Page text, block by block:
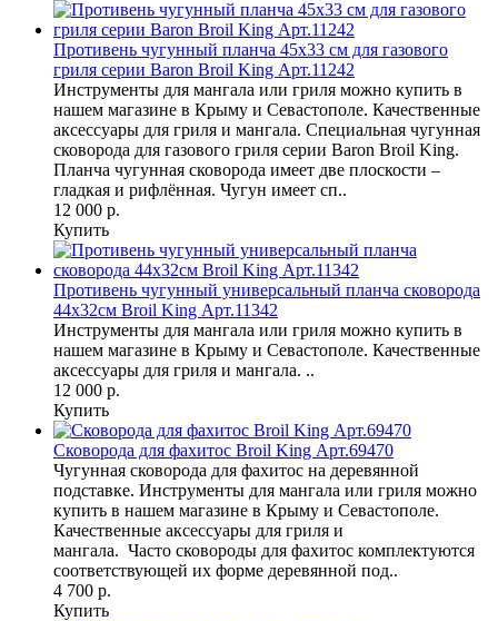
Противень чугунный планча 45х33 см для газового
гриля серии Baron Broil King Арт.11242
Инструменты для мангала или гриля можно купить в
нашем магазине в Крыму и Севастополе. Качественные
аксессуары для гриля и мангала. Специальная чугунная
сковорода для газового гриля серии Baron Broil King.
Планча чугунная сковорода имеет две плоскости –
гладкая и рифлённая. Чугун имеет сп..
12 000 р.
Купить
Противень чугунный универсальный планча сковорода
44х32см Broil King Арт.11342
Инструменты для мангала или гриля можно купить в
нашем магазине в Крыму и Севастополе. Качественные
аксессуары для гриля и мангала. ..
12 000 р.
Купить
Сковорода для фахитос Broil King Арт.69470
Чугунная сковорода для фахитос на деревянной
подставке. Инструменты для мангала или гриля можно
купить в нашем магазине в Крыму и Севастополе.
Качественные аксессуары для гриля и
мангала. Часто сковороды для фахитос комплектуются
соответствующей их форме деревянной под..
4 700 р.
Купить